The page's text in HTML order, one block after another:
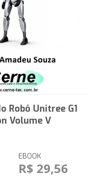
Robô Unitree G1
Volume V
EBOOK
R$ 29,56